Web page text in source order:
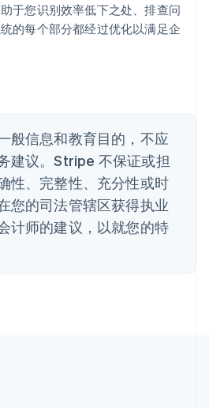
于您识别效率低下之处、排查问
的每个部分都经过优化以满足企
般信息和教育目的，不应
建议。Stripe 不保证或担
性、完整性、充分性或时
您的司法管辖区获得执业
计师的建议，以就您的特